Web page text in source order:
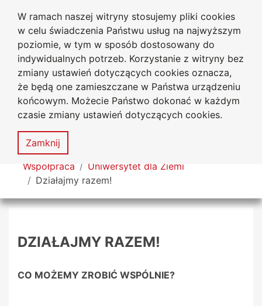
W ramach naszej witryny stosujemy pliki cookies
w celu świadczenia Państwu usług na najwyższym
poziomie, w tym w sposób dostosowany do
indywidualnych potrzeb. Korzystanie z witryny bez
zmiany ustawień dotyczących cookies oznacza,
że będą one zamieszczane w Państwa urządzeniu
końcowym. Możecie Państwo dokonać w każdym
czasie zmiany ustawień dotyczących cookies.
Zamknij
Przejdź do głównego menu
Przejdź do treści
Przejdź do wyszukiwarki
Przejdź do mapy serwisu
Uniwersytet
Jana Długosza w Częstochowie
Mapa
serwisu
MENU
Tutaj jesteś
Współpraca
Uniwersytet dla Ziemi
Działajmy razem!
DZIAŁAJMY RAZEM!
CO MOŻEMY ZROBIĆ WSPÓLNIE?